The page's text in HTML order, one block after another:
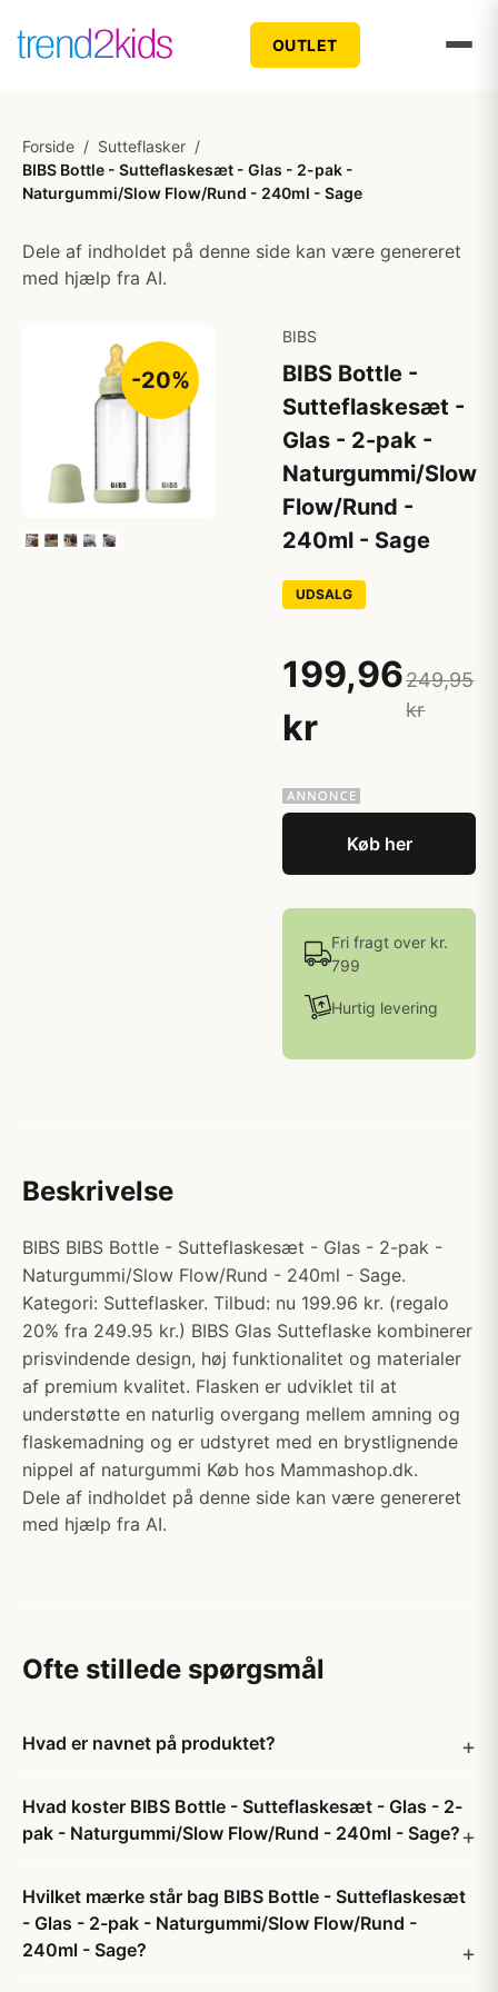
OUTLET
Forside / Sutteflasker /
BIBS Bottle - Sutteflaskesæt - Glas - 2-pak -
Naturgummi/Slow Flow/Rund - 240ml - Sage
Dele af indholdet på denne side kan være genereret
med hjælp fra AI.
-20%
BIBS
BIBS Bottle -
Sutteflaskesæt -
Glas - 2-pak -
Naturgummi/Slow
Flow/Rund -
240ml - Sage
UDSALG
199,96
kr
249,95
kr
Køb her
Fri fragt over kr.
799
Hurtig levering
Beskrivelse
BIBS BIBS Bottle - Sutteflaskesæt - Glas - 2-pak -
Naturgummi/Slow Flow/Rund - 240ml - Sage.
Kategori: Sutteflasker. Tilbud: nu 199.96 kr. (regalo
20% fra 249.95 kr.) BIBS Glas Sutteflaske kombinerer
prisvindende design, høj funktionalitet og materialer
af premium kvalitet. Flasken er udviklet til at
understøtte en naturlig overgang mellem amning og
flaskemadning og er udstyret med en brystlignende
nippel af naturgummi Køb hos Mammashop.dk.
Dele af indholdet på denne side kan være genereret
med hjælp fra AI.
Ofte stillede spørgsmål
Hvad er navnet på produktet?
Hvad koster BIBS Bottle - Sutteflaskesæt - Glas - 2-
pak - Naturgummi/Slow Flow/Rund - 240ml - Sage?
Hvilket mærke står bag BIBS Bottle - Sutteflaskesæt
- Glas - 2-pak - Naturgummi/Slow Flow/Rund -
240ml - Sage?